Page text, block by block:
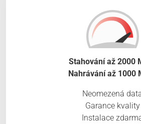
Stahování až 2000
Nahrávání až 1000
Neomezená
Garance kvality
Instalace